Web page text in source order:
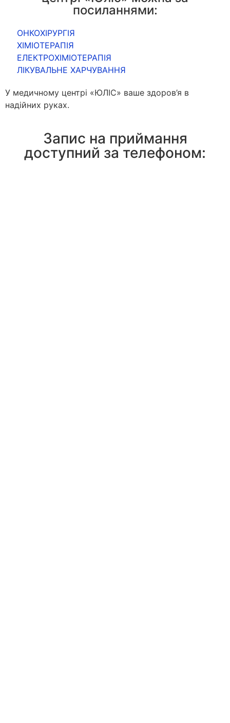
посиланнями:
ОНКОХІРУРГІЯ
ХІМІОТЕРАПІЯ
ЕЛЕКТРОХІМІОТЕРАПІЯ
ЛІКУВАЛЬНЕ ХАРЧУВАННЯ
У медичному центрі «ЮЛІС» ваше здоров’я в
надійних руках.
Запис на приймання
доступний за телефоном: